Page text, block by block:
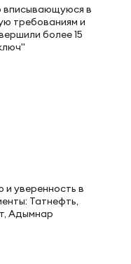
вписывающуюся в
требованиям и
более 15
уверенность в
Татнефть,
Адымнар